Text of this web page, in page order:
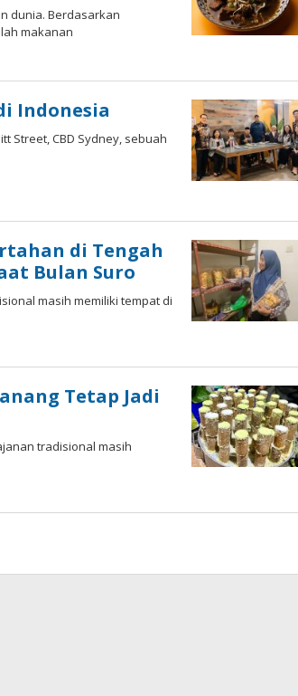
dunia. Berdasarkan
makanan
Indonesia
Street, CBD Sydney, sebuah
di Tengah
Bulan Suro
masih memiliki tempat di
Tetap Jadi
tradisional masih